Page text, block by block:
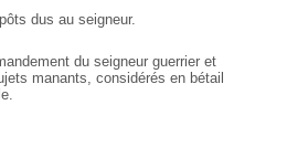
dus au seigneur.
du seigneur guerrier et
manants, considérés en bétail